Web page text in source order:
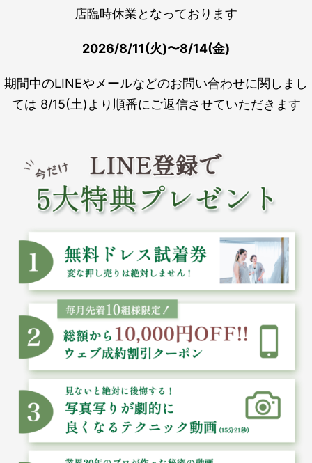
店臨時休業となっております
2026/8/11(火)〜8/14(金)
期間中のLINEやメールなどのお問い合わせに関しまし
ては 8/15(土)より順番にご返信させていただきます